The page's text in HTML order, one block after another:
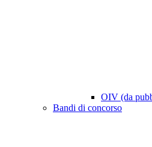
OIV (da
Bandi di concorso